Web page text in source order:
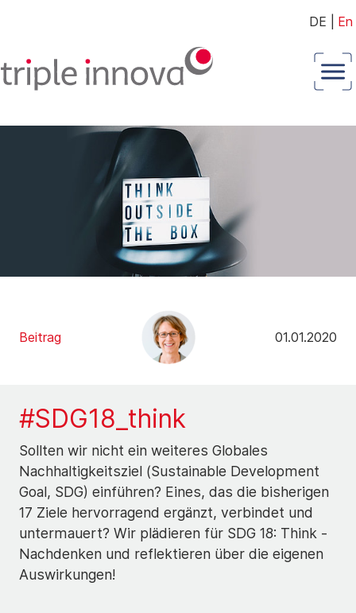
DE En
Beitrag 01.01.2020
#SDG18_think
Sollten wir nicht ein weiteres Globales
Nachhaltigkeitsziel (Sustainable Development
Goal, SDG) einführen? Eines, das die bisherigen
17 Ziele hervorragend ergänzt, verbindet und
untermauert? Wir plädieren für SDG 18: Think -
Nachdenken und reflektieren über die eigenen
Auswirkungen!